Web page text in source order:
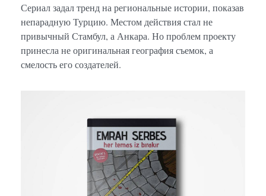
Сериал задал тренд на региональные истории, показав
непарадную Турцию. Местом действия стал не
привычный Стамбул, а Анкара. Но проблем проекту
принесла не оригинальная география съемок, а
смелость его создателей.